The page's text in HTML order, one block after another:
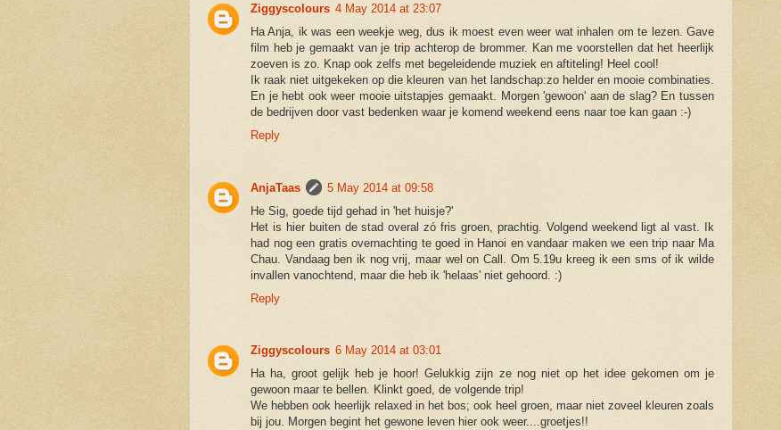
Ziggyscolours 4 May 2014 at 23:07
Ha Anja, ik was een weekje weg, dus ik moest even weer wat inhalen om te lezen. Gave
film heb je gemaakt van je trip achterop de brommer. Kan me voorstellen dat het heerlijk
zoeven is zo. Knap ook zelfs met begeleidende muziek en aftiteling! Heel cool!
Ik raak niet uitgekeken op die kleuren van het landschap:zo helder en mooie combinaties.
En je hebt ook weer mooie uitstapjes gemaakt. Morgen 'gewoon' aan de slag? En tussen
de bedrijven door vast bedenken waar je komend weekend eens naar toe kan gaan :-)
Reply
AnjaTaas
5 May 2014 at 09:58
He Sig, goede tijd gehad in 'het huisje?'
Het is hier buiten de stad overal zó fris groen, prachtig. Volgend weekend ligt al vast. Ik
had nog een gratis overnachting te goed in Hanoi en vandaar maken we een trip naar Ma
Chau. Vandaag ben ik nog vrij, maar wel on Call. Om 5.19u kreeg ik een sms of ik wilde
invallen vanochtend, maar die heb ik 'helaas' niet gehoord. :)
Reply
Ziggyscolours 6 May 2014 at 03:01
Ha ha, groot gelijk heb je hoor! Gelukkig zijn ze nog niet op het idee gekomen om je
gewoon maar te bellen. Klinkt goed, de volgende trip!
We hebben ook heerlijk relaxed in het bos; ook heel groen, maar niet zoveel kleuren zoals
bij jou. Morgen begint het gewone leven hier ook weer....groetjes!!